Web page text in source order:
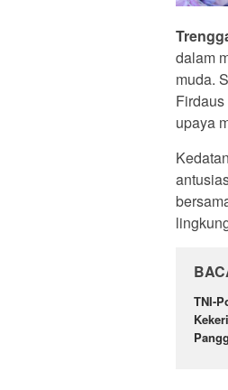
dalam
muda.
upaya
TNI-